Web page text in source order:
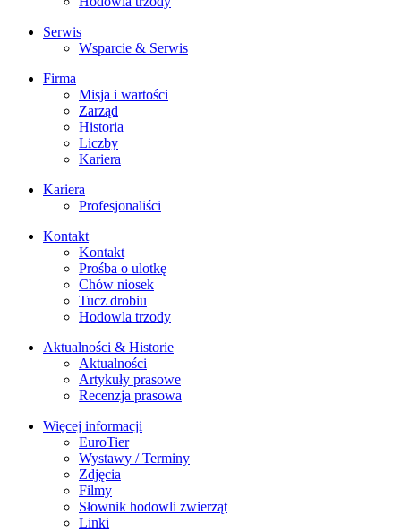
Serwis
Wsparcie & Serwis
Firma
Misja i wartości
Zarząd
Historia
Liczby
Kariera
Kariera
Profesjonaliści
Kontakt
Kontakt
Prośba o ulotkę
Chów niosek
Tucz drobiu
Hodowla trzody
Aktualności & Historie
Aktualności
Artykuły prasowe
Recenzja prasowa
Więcej informacji
EuroTier
Wystawy / Terminy
Zdjęcia
Filmy
Słownik hodowli zwierząt
Linki